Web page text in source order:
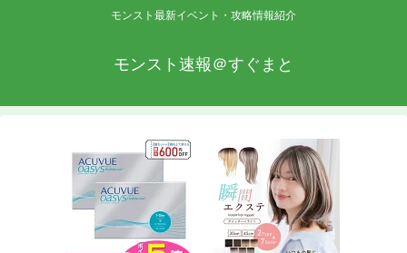
モンスト最新イベント・攻略情報紹介
モンスト速報＠すぐまと